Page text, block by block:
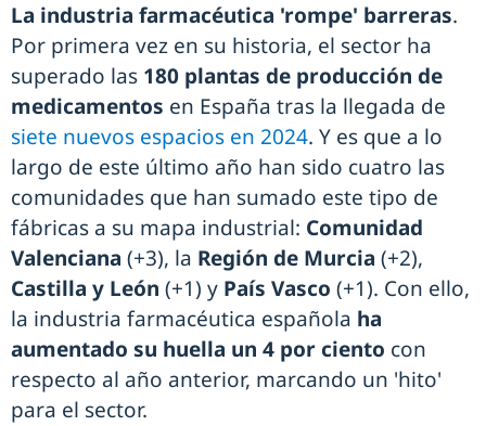
La industria farmacéutica 'rompe' barreras.
Por primera vez en su historia, el sector ha
superado las 180 plantas de producción de
medicamentos en España tras la llegada de
siete nuevos espacios en 2024. Y es que a lo
largo de este último año han sido cuatro las
comunidades que han sumado este tipo de
fábricas a su mapa industrial: Comunidad
Valenciana (+3), la Región de Murcia (+2),
Castilla y León (+1) y País Vasco (+1). Con ello,
la industria farmacéutica española ha
aumentado su huella un 4 por ciento con
respecto al año anterior, marcando un 'hito'
para el sector.